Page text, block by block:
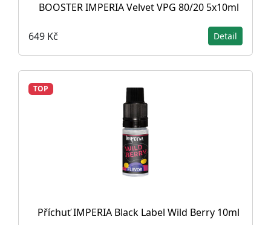
BOOSTER IMPERIA Velvet VPG 80/20 5x10ml
649 Kč Detail
TOP
Příchuť IMPERIA Black Label Wild Berry 10ml